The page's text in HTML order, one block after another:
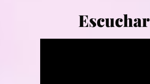
Escuchar